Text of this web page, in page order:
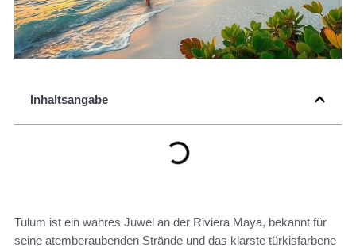
Inhaltsangabe
Tulum ist ein wahres Juwel an der Riviera Maya, bekannt für
seine atemberaubenden Strände und das klarste türkisfarbene